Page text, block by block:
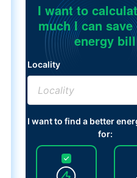
I want to
much I can
energy bill
Locality
I want to find a better
for: